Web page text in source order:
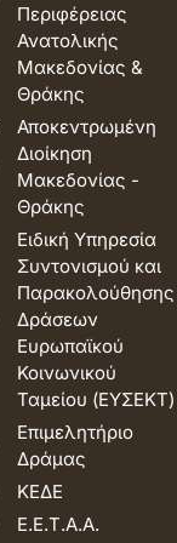
Περιφέρειας
Ανατολικής
Μακεδονίας &
Θράκης
Αποκεντρωμένη
Διοίκηση
Μακεδονίας -
Θράκης
Ειδική Υπηρεσία
Συντονισμού και
Παρακολούθησης
Δράσεων
Ευρωπαϊκού
Κοινωνικού
Ταμείου (ΕΥΣΕΚΤ)
Επιμελητήριο
Δράμας
ΚΕΔΕ
Ε.Ε.Τ.Α.Α.